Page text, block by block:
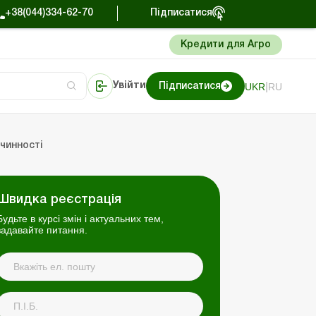
+38(044)334-62-70 Підписатися
Кредити для Агро
Увійти Підписатися UKR RU
реєстрація
в курсі змін і актуальних тем,
питання.